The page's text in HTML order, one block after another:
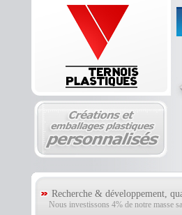
Recherche & développement,
Nous investissons 4% de notre masse